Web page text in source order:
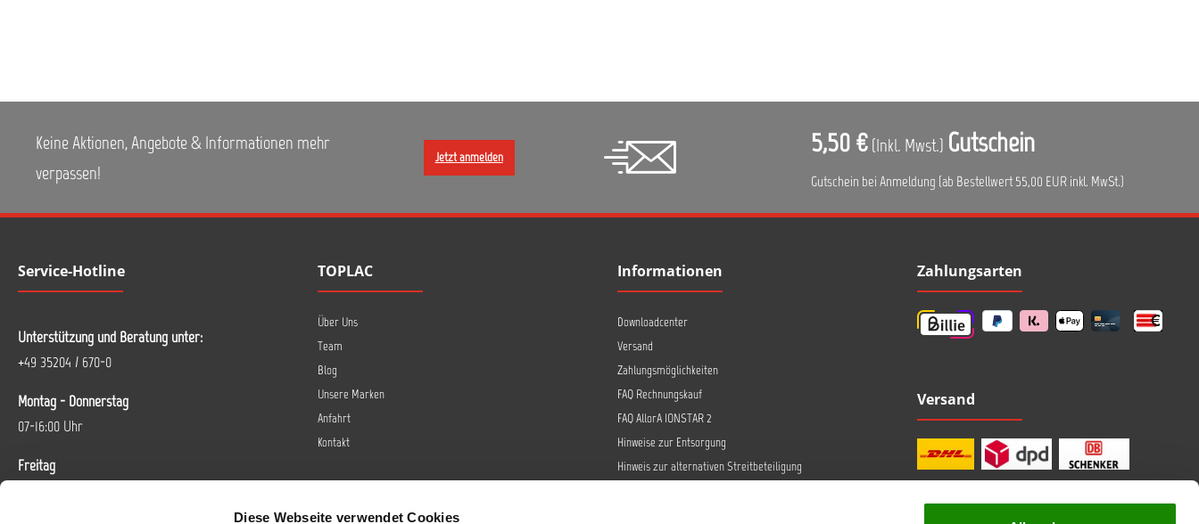
Diese Webseite verwendet Cookies
Keine Aktionen, Angebote & Informationen mehr
verpassen!
Jetzt anmelden 5,50 € (Inkl. Mwst.) Gutschein
Gutschein bei Anmeldung (ab Bestellwert 55,00 EUR inkl. MwSt.)
Service-Hotline
Unterstützung und Beratung unter:
+49 35204 / 670-0
Montag - Donnerstag
07-16:00 Uhr
Freitag
TOPLAC
Über Uns
Team
Blog
Unsere Marken
Anfahrt
Kontakt
Informationen
Downloadcenter
Versand
Zahlungsmöglichkeiten
FAQ Rechnungskauf
FAQ AllorA IONSTAR 2
Hinweise zur Entsorgung
Hinweis zur alternativen Streitbeteiligung
Zahlungsarten
Versand